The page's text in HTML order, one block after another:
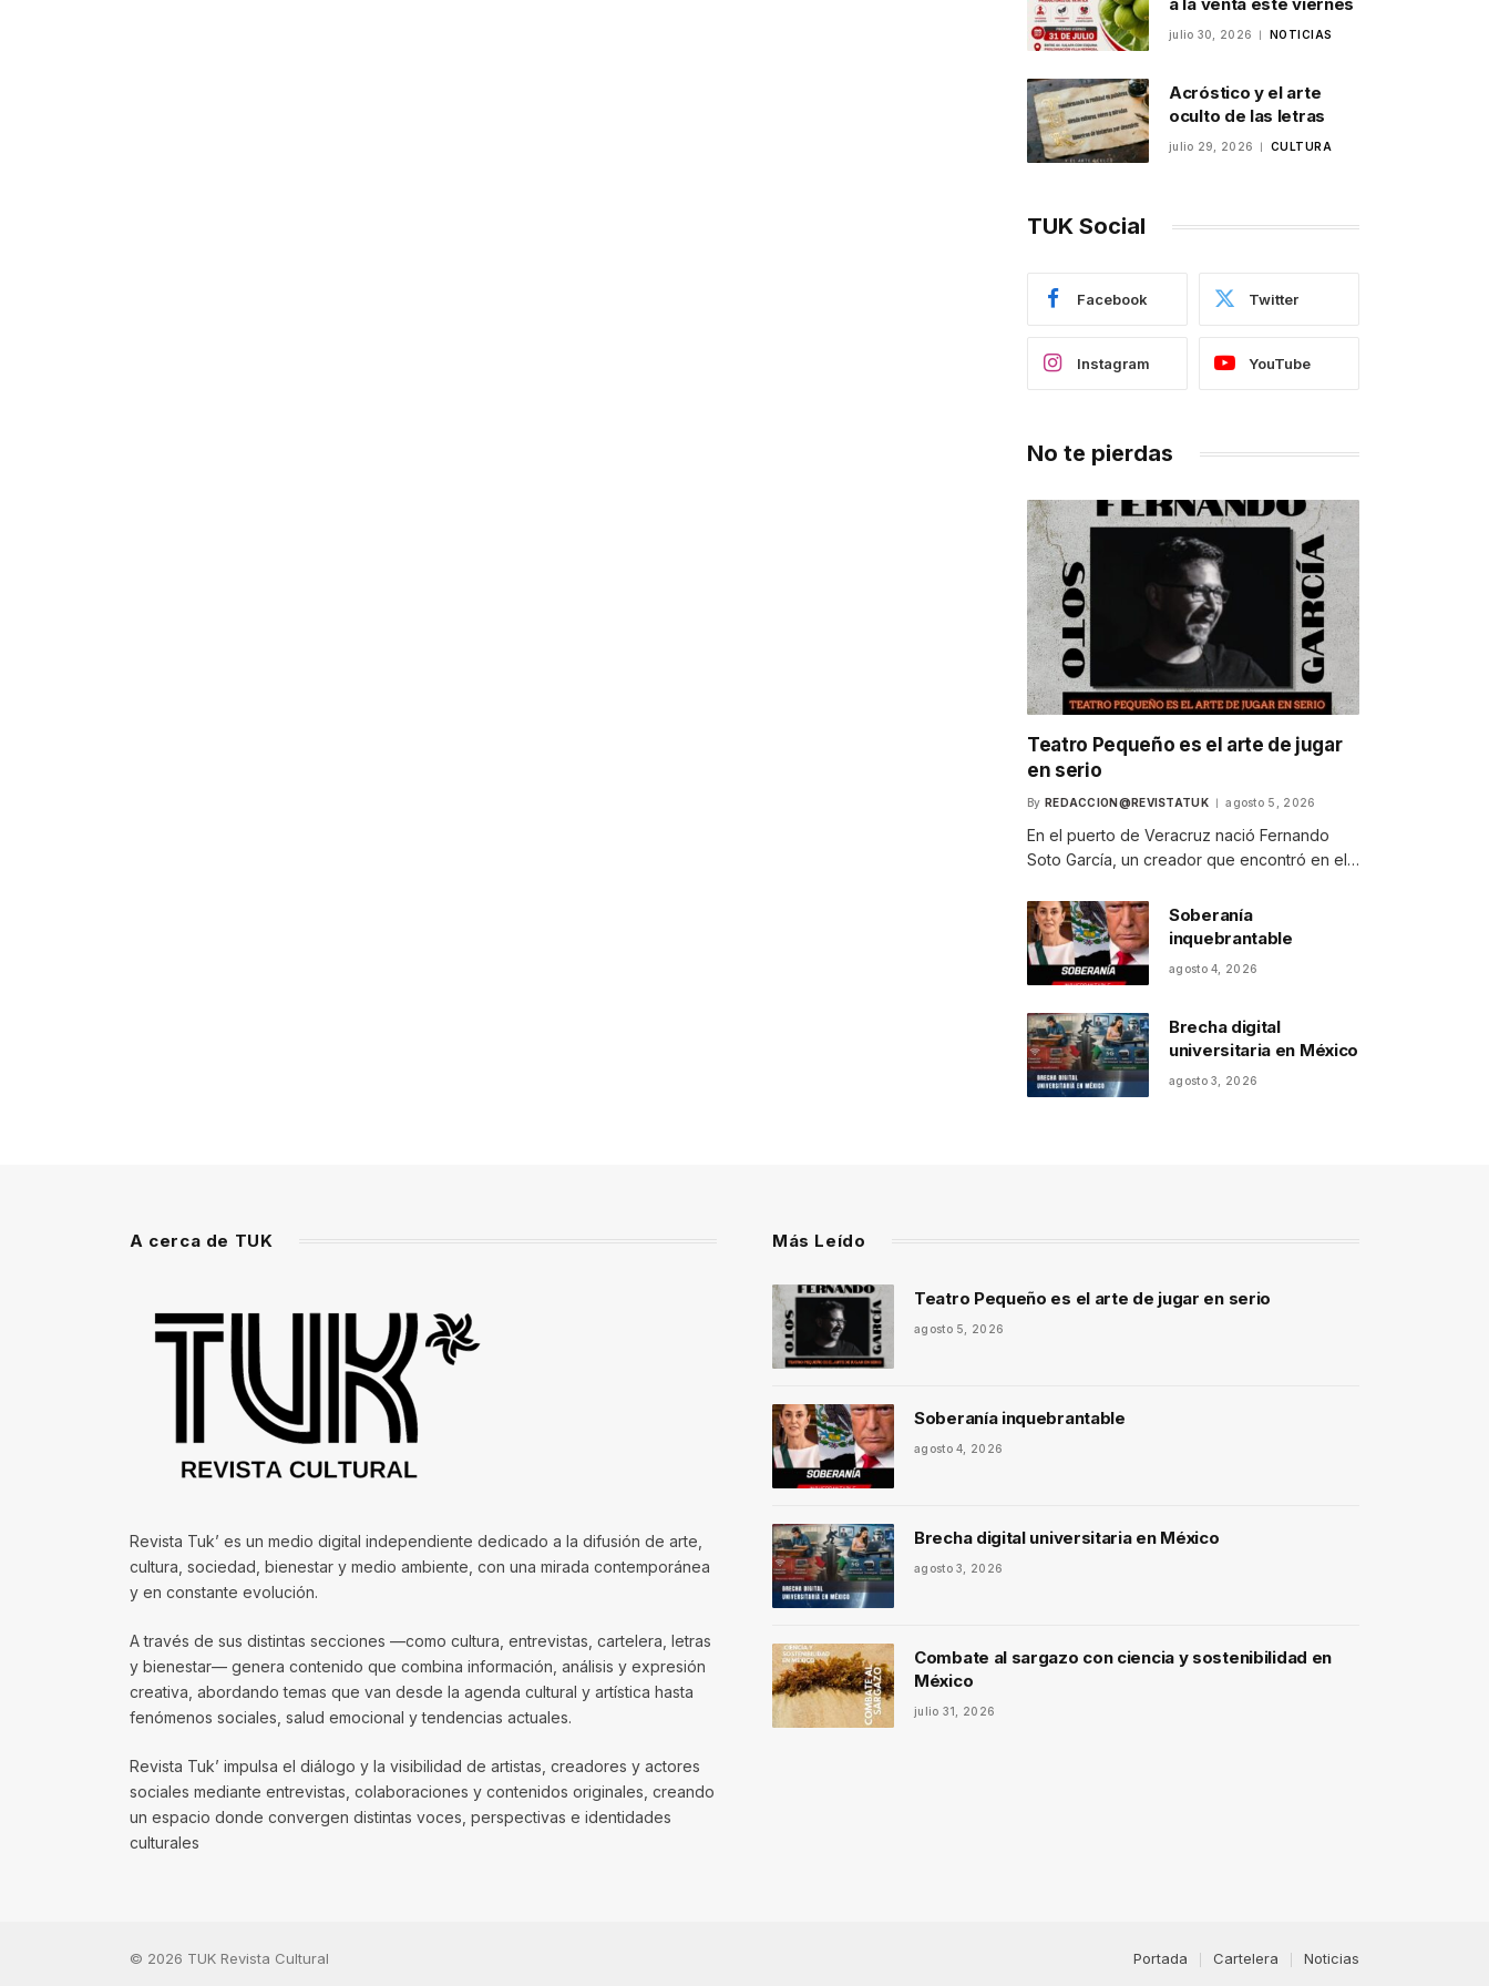
julio 30, 2026 NOTICIAS
Acróstico y el arte
oculto de las letras
julio 29, 2026 CULTURA
TUK Social
Facebook Twitter
Instagram YouTube
No te pierdas
Teatro Pequeño es el arte de jugar
en serio
By REDACCION@REVISTATUK agosto 5, 2026
En el puerto de Veracruz nació Fernando
Soto García, un creador que encontró en el…
Soberanía
inquebrantable
agosto 4, 2026
Brecha digital
universitaria en México
agosto 3, 2026
A cerca de TUK
Revista Tuk’ es un medio digital independiente dedicado a la difusión de arte,
cultura, sociedad, bienestar y medio ambiente, con una mirada contemporánea
y en constante evolución.
A través de sus distintas secciones —como cultura, entrevistas, cartelera, letras
y bienestar— genera contenido que combina información, análisis y expresión
creativa, abordando temas que van desde la agenda cultural y artística hasta
fenómenos sociales, salud emocional y tendencias actuales.
Revista Tuk’ impulsa el diálogo y la visibilidad de artistas, creadores y actores
sociales mediante entrevistas, colaboraciones y contenidos originales, creando
un espacio donde convergen distintas voces, perspectivas e identidades
culturales
Más Leído
Teatro Pequeño es el arte de jugar en serio
agosto 5, 2026
Soberanía inquebrantable
agosto 4, 2026
Brecha digital universitaria en México
agosto 3, 2026
Combate al sargazo con ciencia y sostenibilidad en
México
julio 31, 2026
© 2026 TUK Revista Cultural Portada Cartelera Noticias